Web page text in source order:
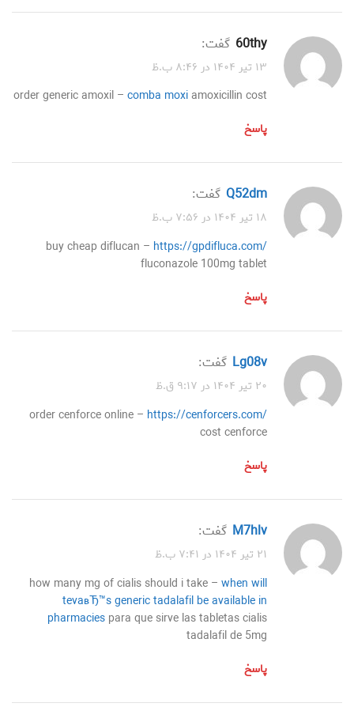
60thy گفت:
۱۳ تیر ۱۴۰۴ در ۸:۴۶ ب.ظ
order generic amoxil – comba moxiamoxicillin cost
پاسخ
q52dm گفت:
۱۸ تیر ۱۴۰۴ در ۷:۵۶ ب.ظ
buy cheap diflucan – https://gpdifluca.com/
fluconazole 100mg tablet
پاسخ
lg08v گفت:
۲۰ تیر ۱۴۰۴ در ۹:۱۷ ق.ظ
order cenforce online – https://cenforcers.com/
cost cenforce
پاسخ
m7hlv گفت:
۲۱ تیر ۱۴۰۴ در ۷:۴۱ ب.ظ
how many mg of cialis should i take – when will
tevaвЂ™s generic tadalafil be available in
pharmacies para que sirve las tabletas cialis
tadalafil de 5mg
پاسخ